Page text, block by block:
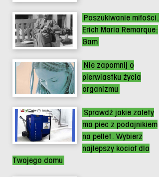
Poszukiwanie miłości.
Erich Maria Remarque:
Gam
Nie zapomnij o
pierwiastku życia
organizmu
Sprawdź jakie zalety
ma piec z podajnikiem
na pellet. Wybierz
najlepszy kocioł dla
Twojego domu